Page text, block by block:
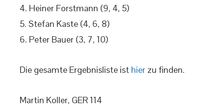
4. Heiner Forstmann (9, 4, 5)
5. Stefan Kaste (4, 6, 8)
6. Peter Bauer (3, 7, 10)
Die gesamte Ergebnisliste ist hier zu finden.
Martin Koller, GER 114